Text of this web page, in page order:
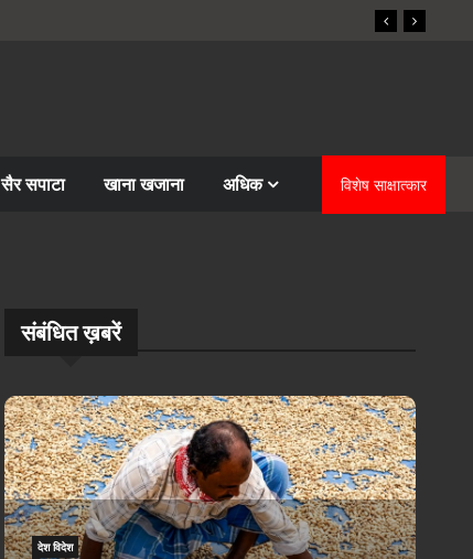
सैर सपाटा खाना खजाना अधिक विशेष साक्षात्कार
संबंधि‍त ख़बरें
देश विदेश